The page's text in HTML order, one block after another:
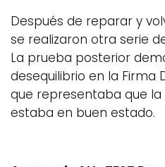
Después de reparar y
se realizaron otra serie
La prueba posterior
desequilibrio en la Firma
que representaba que
estaba en buen estado.